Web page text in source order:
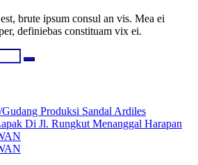
brute ipsum consul an vis. Mea ei
definiebas constituam vix ei.
Produksi Sandal Ardiles
Di Jl. Rungkut Menanggal Harapan